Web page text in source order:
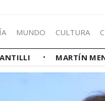
MUNDO CULTURA
MARTÍN